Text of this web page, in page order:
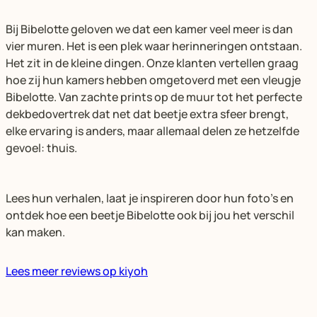
Bij Bibelotte geloven we dat een kamer veel meer is dan
vier muren. Het is een plek waar herinneringen ontstaan.
Het zit in de kleine dingen. Onze klanten vertellen graag
hoe zij hun kamers hebben omgetoverd met een vleugje
Bibelotte. Van zachte prints op de muur tot het perfecte
dekbedovertrek dat net dat beetje extra sfeer brengt,
elke ervaring is anders, maar allemaal delen ze hetzelfde
gevoel: thuis.
Lees hun verhalen, laat je inspireren door hun foto’s en
ontdek hoe een beetje Bibelotte ook bij jou het verschil
kan maken.
Lees meer reviews op kiyoh